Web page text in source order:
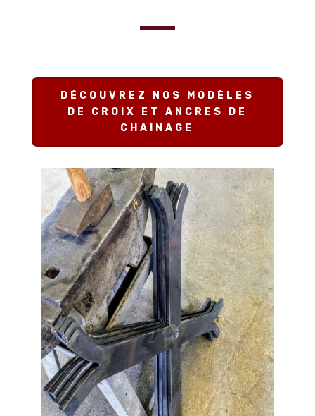
DÉCOUVREZ NOS MODÈLES
DE CROIX ET ANCRES DE
CHAINAGE